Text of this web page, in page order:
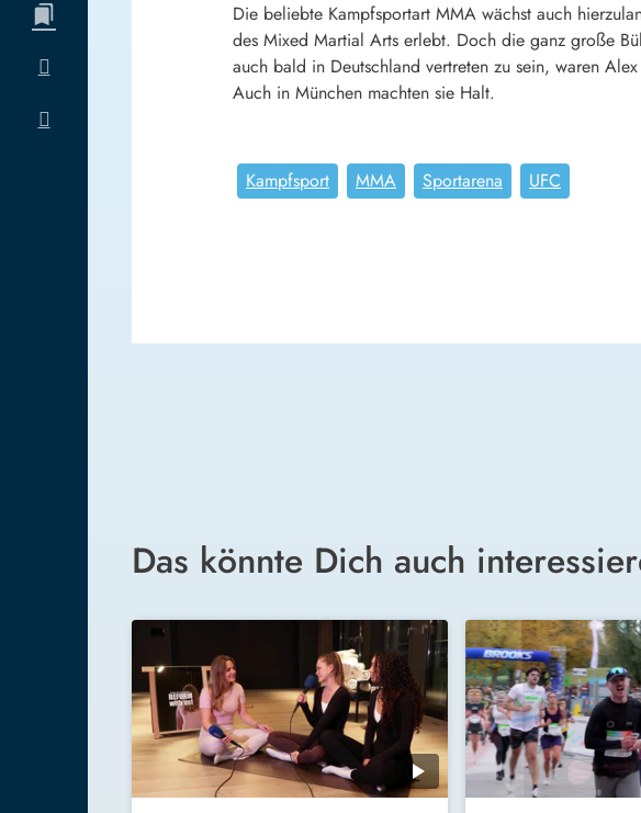
Die beliebte Kampfsportart MMA wächst auch
des Mixed Martial Arts erlebt. Doch die ganz große
auch bald in Deutschland vertreten zu sein, waren
Auch in München machten sie Halt.
Kampfsport MMA Sportarena UFC
Das könnte Dich auch